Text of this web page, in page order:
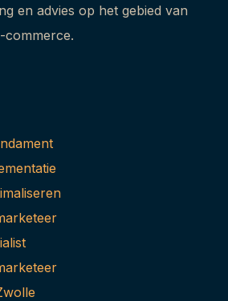
en advies op het gebied van
commerce.